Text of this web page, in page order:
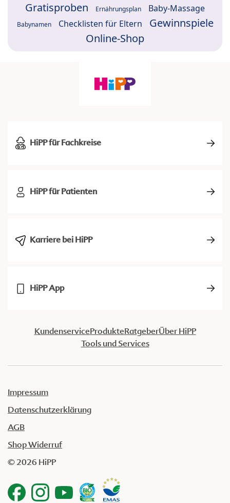
Gratisproben Ernährungsplan Baby-Massage
Babynamen Checklisten für Eltern
Gewinnspiele
Online-Shop
HiPP für Fachkreise
HiPP für Patienten
Karriere bei HiPP
HiPP App
KundenserviceProdukteRatgeberÜber HiPP
Tools und Services
Impressum
Datenschutzerklärung
AGB
Shop Widerruf
© 2026 HiPP